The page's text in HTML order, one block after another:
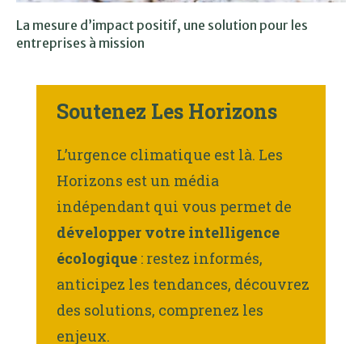
La mesure d’impact positif, une solution pour les
entreprises à mission
Soutenez Les Horizons
L’urgence climatique est là. Les
Horizons est un média
indépendant qui vous permet de
développer votre intelligence
écologique : restez informés,
anticipez les tendances, découvrez
des solutions, comprenez les
enjeux.